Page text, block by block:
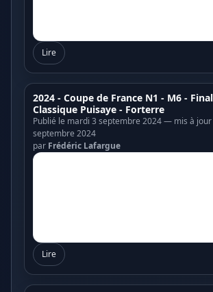
Lire
2024 - Coupe de France N1 - M6 -
Classique Puisaye - Forterre
Publié le mardi 3 septembre 2024 — mis à
septembre 2024
par Frédéric Lafargue
Lire